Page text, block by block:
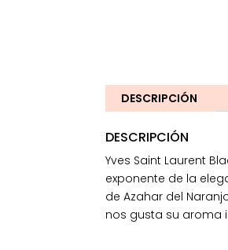
DESCRIPCIÓN
DESCRIPCIÓN
Yves Saint Laurent
exponente de la
de Azahar del
nos gusta su aroma